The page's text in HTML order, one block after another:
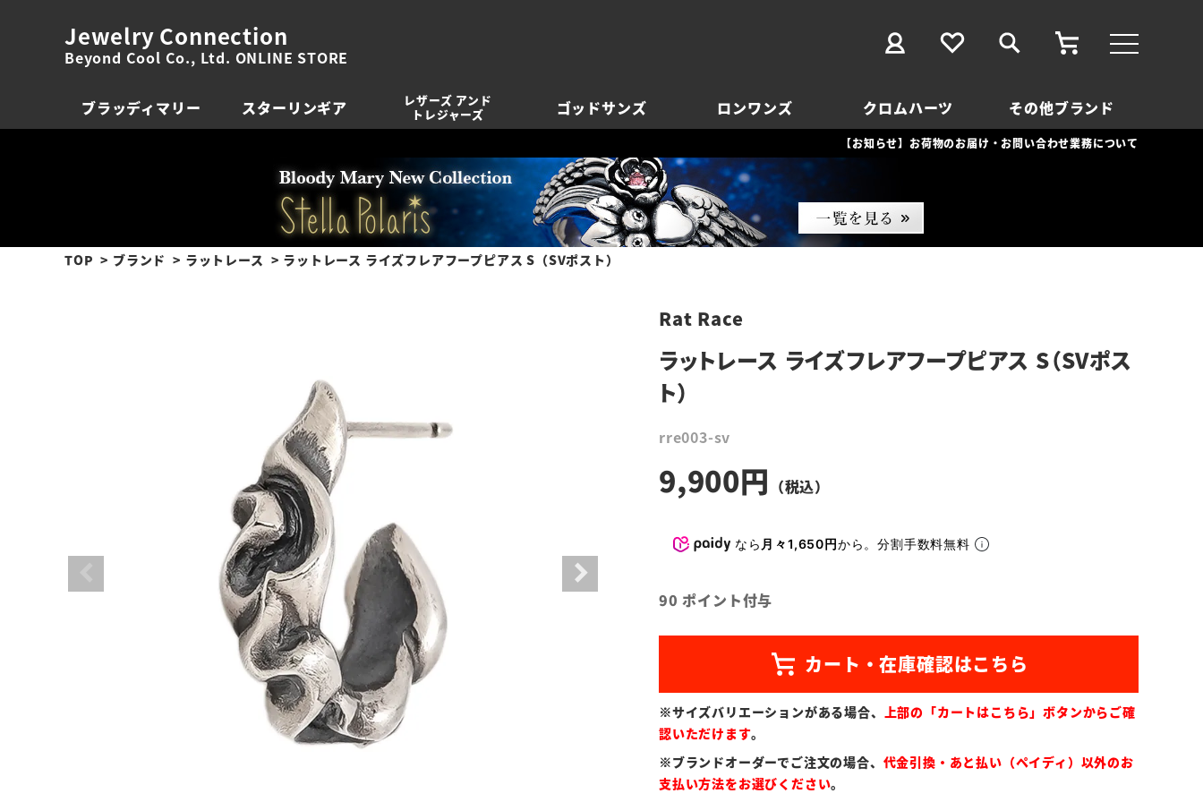
Jewelry Connection
Beyond Cool Co., Ltd. ONLINE STORE
ブラッディマリー スターリンギア
レザーズ アンド
トレジャーズ
ゴッドサンズ ロンワンズ クロムハーツ その他ブランド
【お知らせ】お荷物のお届け・お問い合わせ業務について
TOP ブランド ラットレース ラットレース ライズフレアフープピアス S（SVポスト）
Rat Race
ラットレース ライズフレアフープピアス S（SVポス
ト）
rre003-sv
9,900
なら 月々1,650円から。分割手数料無料
90 ポイント付与
※サイズバリエーションがある場合、
上部の「カートはこちら」ボタンからご確
認いただけます。
※ブランドオーダーでご注文の場合、 代金引換・あと払い（ペイディ）以外のお
支払い方法をお選びください。